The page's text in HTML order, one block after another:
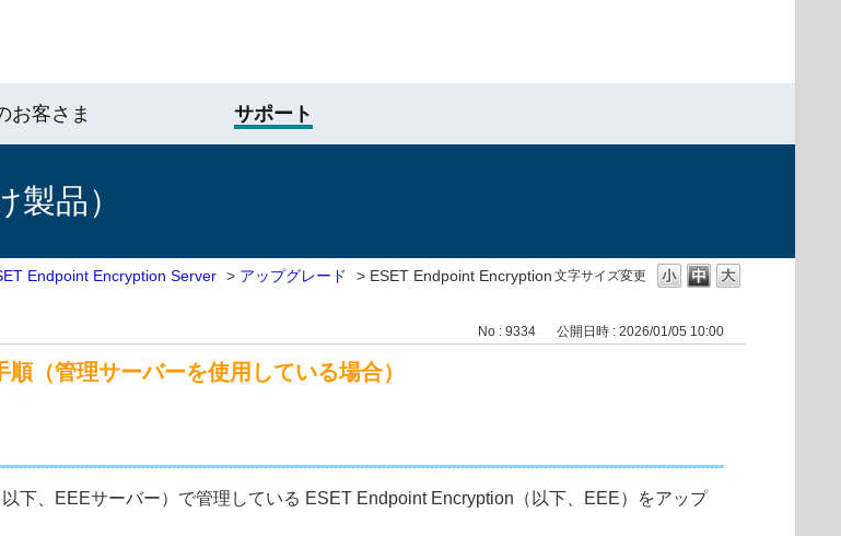
お客さま サポート
品）
文字サイズ変更
Endpoint Encryption Server > アップグレード > ESET Endpoint Encryption
No : 9334 公開日時 : 2026/01/05 10:00
（管理サーバーを使用している場合）
下、EEEサーバー）で管理している ESET Endpoint Encryption（以下、EEE）をアップ